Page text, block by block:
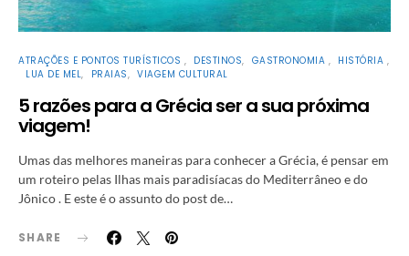
ATRAÇÕES E PONTOS TURÍSTICOS DESTINOS GASTRONOMIA
HISTÓRIA
LUA DE MEL
PRAIAS VIAGEM CULTURAL
5 razões para a Grécia ser a sua próxima
viagem!
Umas das melhores maneiras para conhecer a Grécia, é pensar em
um roteiro pelas Ilhas mais paradisíacas do Mediterrâneo e do
Jônico . E este é o assunto do post de…
SHARE